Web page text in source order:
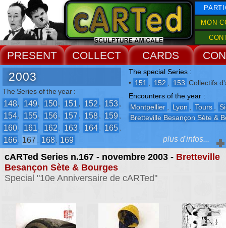
MON
PRESENT COLLECT CARDS
cARTed Series n.167 - novembre 2003 - Bretteville
Besançon Sète & Bourges
Special "10e Anniversaire de cARTed"
2003
The Series of the year :
148, 149, 150, 151 , 152 , 153,
154, 155, 156, 157 , 158, 159,
160, 161 , 162, 163, 164, 165,
166, 167 , 168, 169
The special Series :
• 151 152 153 Collectifs
Encounters of the year :
Montpellier
Lyon Tours
Bretteville Besançon Sète &
The Events :
-Collectifs d'artistes
-2° Biennale de Châteaux de
plus d'infos...